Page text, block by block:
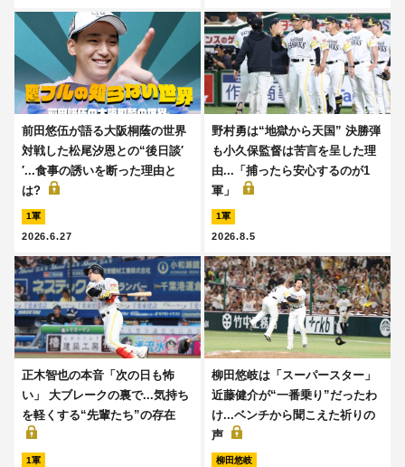
前田悠伍が語る大阪桐蔭の世界
対戦した松尾汐恩との“後日談′
′...食事の誘いを断った理由と
は?
1軍
2026.6.27
野村勇は“地獄から天国” 決勝弾
も小久保監督は苦言を呈した理
由...「捕ったら安心するのが1
軍」
1軍
2026.8.5
正木智也の本音「次の日も怖
い」 大ブレークの裏で...気持ち
を軽くする“先輩たち”の存在
1軍
柳田悠岐は「スーパースター」
近藤健介が“一番乗り”だったわ
け...ベンチから聞こえた祈りの
声
柳田悠岐